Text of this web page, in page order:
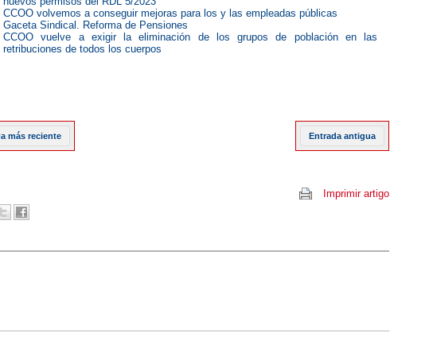
CCOO volvemos a conseguir mejoras para los y las empleadas públicas
Gaceta Sindical. Reforma de Pensiones
CCOO vuelve a exigir la eliminación de los grupos de población en las
retribuciones de todos los cuerpos
más reciente Entrada antigua
Imprimir artigo